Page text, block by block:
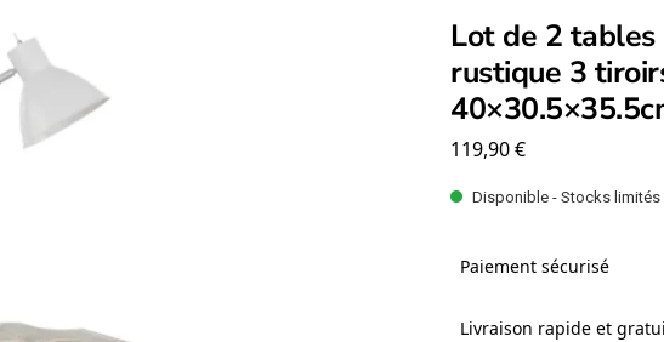
Lot de 2
rustique 3
119,90€
Disponible - Stocks limités
Paiement sécurisé
Livraison rapide et